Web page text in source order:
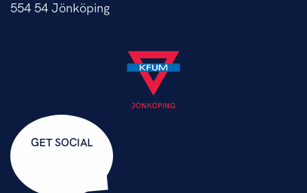
554 54 Jönköping
GET SOCIAL